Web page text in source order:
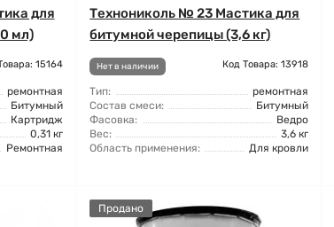
для
мл)
15164
ремонтная
Битумный
Картридж
0,31 кг
Ремонтная
Технониколь № 23 Мастика для
битумной черепицы (3,6 кг)
Нет в наличии Код Товара: 13918
Тип:
ремонтная
Состав смеси:
Битумный
Фасовка:
Ведро
Вес:
3,6 кг
Область применения:
Для кровли
Продано